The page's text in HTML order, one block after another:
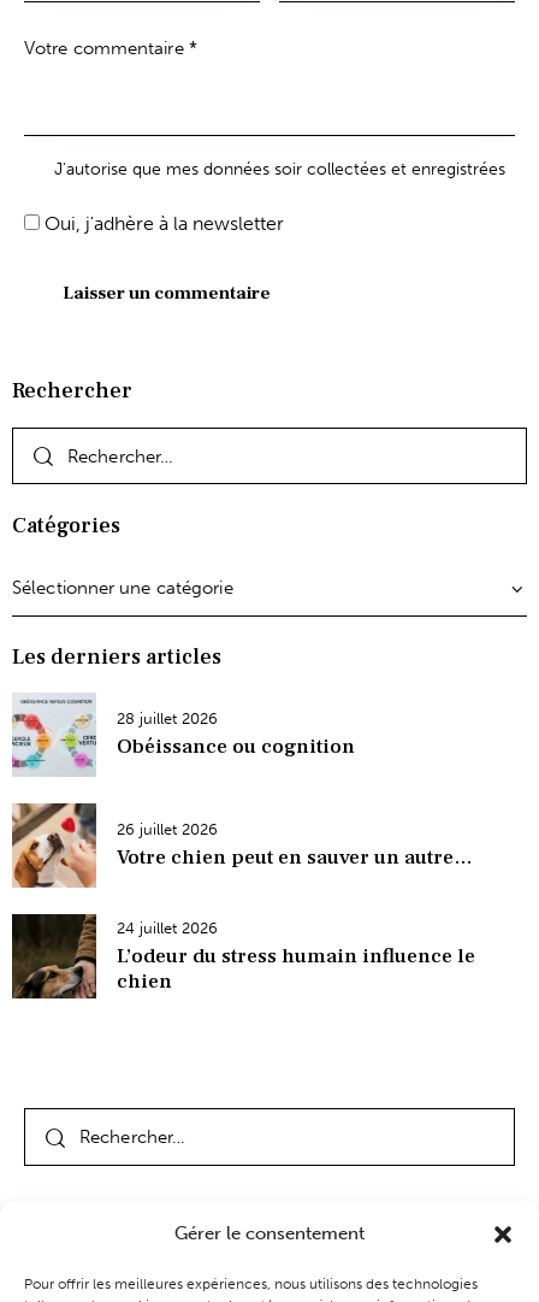
Gérer le consentement
Pour offrir les meilleures expériences, nous utilisons des technologies
J'autorise que mes données soir collectées et enregistrées
Oui, j'adhère à la newsletter
Rechercher
Catégories
Les derniers articles
28 juillet 2026
Obéissance ou cognition
26 juillet 2026
Votre chien peut en sauver un autre…
24 juillet 2026
L’odeur du stress humain influence le
chien